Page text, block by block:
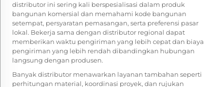
distributor ini sering kali berspesialisasi dalam produk
bangunan komersial dan memahami kode bangunan
setempat, persyaratan pemasangan, serta preferensi pasar
lokal. Bekerja sama dengan distributor regional dapat
memberikan waktu pengiriman yang lebih cepat dan biaya
pengiriman yang lebih rendah dibandingkan hubungan
langsung dengan produsen.
Banyak distributor menawarkan layanan tambahan seperti
perhitungan material, koordinasi proyek, dan rujukan